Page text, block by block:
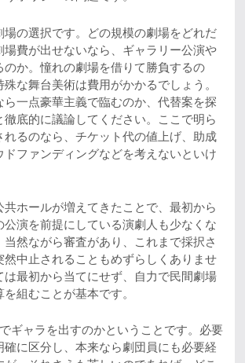
場の選択です。どの規模の劇場をどれだ
場費が出せないなら、ギャラリー公演や
のか。憧れの劇場を借りて勝負するの
な舞台美術は費用がかかるでしょう。
ら一点豪華主義で臨むのか、代替案を探
徹底的に議論してください。ここで明ら
れるのなら、チケット代の値上げ、助成
ドファンディングなどを考えないといけ
共ホールが増えてきたことで、最初から
公演を前提にしている演劇人も少なくな
当然ながら審査があり、これまで採択さ
然中止されることもめずらしくありませ
は最初から当てにせず、自力で民間劇場
組むことが基本です。
ギャラを出すのかということです。必要
確に区分し、本来なら劇団員にも必要経